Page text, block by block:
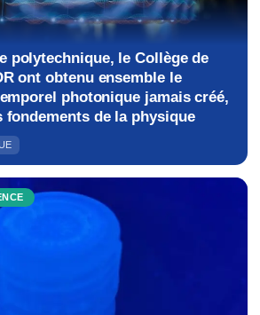
polytechnique, le Collège de
ont obtenu ensemble le
photonique jamais créé,
fondements de la physique